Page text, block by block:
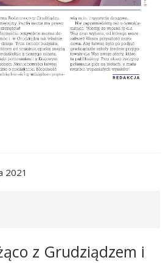
2021
z Grudziądzem i